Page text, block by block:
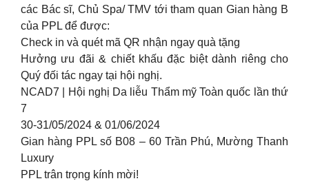
các Bác sĩ, Chủ Spa/ TMV tới tham quan Gian hàng B
của PPL để được:
Check in và quét mã QR nhận ngay quà tặng
Hưởng ưu đãi & chiết khấu đặc biệt dành riêng cho
Quý đối tác ngay tại hội nghị.
NCAD7 | Hội nghị Da liễu Thẩm mỹ Toàn quốc lần thứ
7
30-31/05/2024 & 01/06/2024
Gian hàng PPL số B08 – 60 Trần Phú, Mường Thanh
Luxury
PPL trân trọng kính mời!